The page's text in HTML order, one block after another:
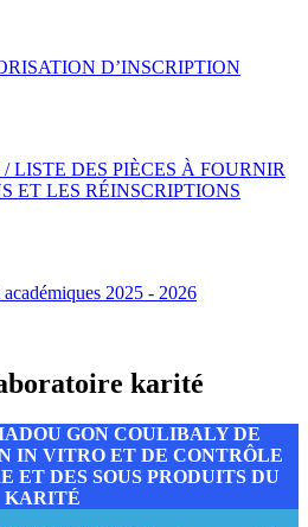
D’INSCRIPTION
LISTE DES PIÈCES À FOURNIR
ET LES RÉINSCRIPTIONS
2025 - 2026
karité
GON COULIBALY DE
IN VITRO ET DE CONTRÔLE
ET DES SOUS PRODUITS DU
KARITÉ